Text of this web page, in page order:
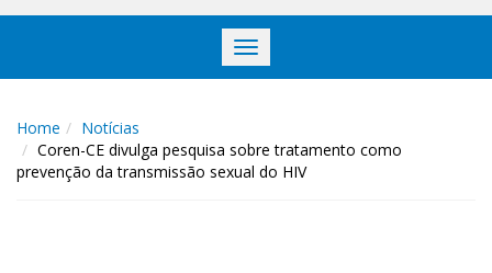
Toggle
navigation
Home
Notícias
Coren-CE divulga pesquisa sobre tratamento como
prevenção da transmissão sexual do HIV